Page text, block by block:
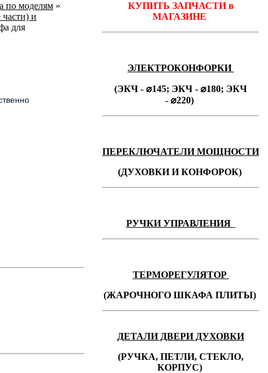
по моделям »
и
для
КУПИТЬ ЗАПЧАСТИ в
МАГАЗИНЕ
ЭЛЕКТРОКОНФОРКИ
(ЭКЧ - ⌀145; ЭКЧ - ⌀180; ЭКЧ
- ⌀220)
ПЕРЕКЛЮЧАТЕЛИ МОЩНОСТИ
(ДУХОВКИ И КОНФОРОК)
РУЧКИ УПРАВЛЕНИЯ
ТЕРМОРЕГУЛЯТОР
(ЖАРОЧНОГО ШКАФА ПЛИТЫ)
ДЕТАЛИ ДВЕРИ ДУХОВКИ
(РУЧКА, ПЕТЛИ, СТЕКЛО,
КОРПУС)